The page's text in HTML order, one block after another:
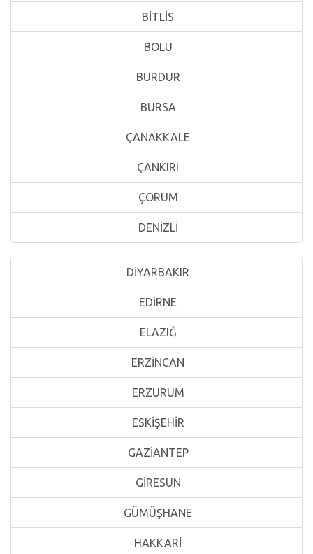
BİTLİS
BOLU
BURDUR
BURSA
ÇANAKKALE
ÇANKIRI
ÇORUM
DENİZLİ
DİYARBAKIR
EDİRNE
ELAZIĞ
ERZİNCAN
ERZURUM
ESKİŞEHİR
GAZİANTEP
GİRESUN
GÜMÜŞHANE
HAKKARİ